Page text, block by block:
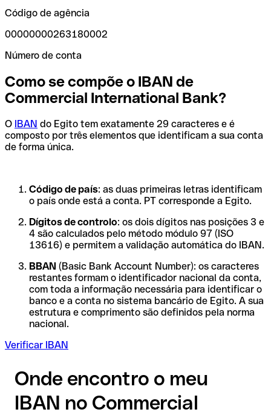
Código de agência
00000000263180002
Número de conta
Como se compõe o IBAN de
Commercial International Bank?
O IBAN do Egito tem exatamente 29 caracteres e é
composto por três elementos que identificam a sua conta
de forma única.
Código de país: as duas primeiras letras identificam
o país onde está a conta. PT corresponde a Egito.
Dígitos de controlo: os dois dígitos nas posições 3 e
4 são calculados pelo método módulo 97 (ISO
13616) e permitem a validação automática do IBAN.
BBAN (Basic Bank Account Number): os caracteres
restantes formam o identificador nacional da conta,
com toda a informação necessária para identificar o
banco e a conta no sistema bancário de Egito. A sua
estrutura e comprimento são definidos pela norma
nacional.
Verificar IBAN
Onde encontro o meu
IBAN no Commercial